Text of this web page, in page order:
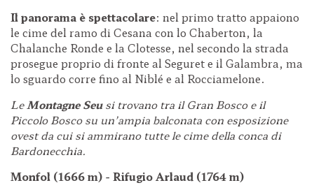
Il panorama è spettacolare: nel primo tratto appaiono
le cime del ramo di Cesana con lo Chaberton, la
Chalanche Ronde e la Clotesse, nel secondo la strada
prosegue proprio di fronte al Seguret e il Galambra, ma
lo sguardo corre fino al Niblé e al Rocciamelone.
LeMontagne Seusi trovano tra il Gran Bosco e il
Piccolo Bosco su un’ampia balconata con esposizione
ovest da cui si ammirano tutte le cime della conca di
Bardonecchia.
Monfol (1666 m) - Rifugio Arlaud (1764 m)